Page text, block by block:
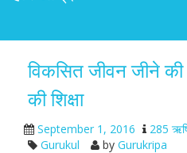
विकसित जीवन जीने
की शिक्षा
September 1, 2016
285
Gurukul
by Gurukripa